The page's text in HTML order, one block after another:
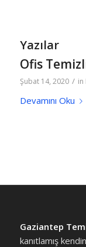
Yazılar
Ofis
Şubat 14, 2020 / in
Devamını Oku
Gaziantep
kanıtlamış